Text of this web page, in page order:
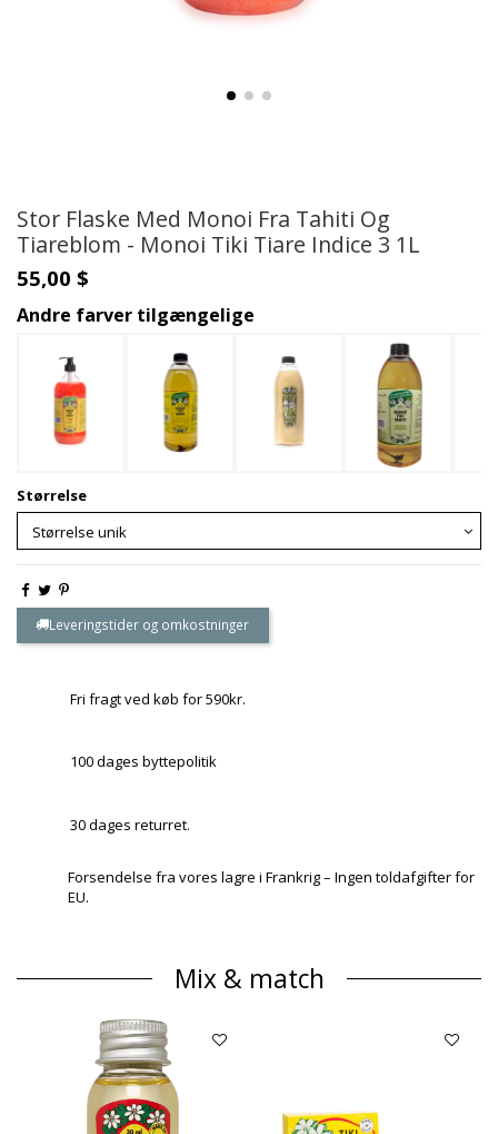
Stor Flaske Med Monoi Fra Tahiti Og
Tiareblom - Monoi Tiki Tiare Indice 3 1L
55,00 $
Andre farver tilgængelige
Størrelse
Leveringstider og omkostninger
Fri fragt ved køb for 590kr.
100 dages byttepolitik
30 dages returret.
Forsendelse fra vores lagre i Frankrig – Ingen toldafgifter for
EU.
Mix & match